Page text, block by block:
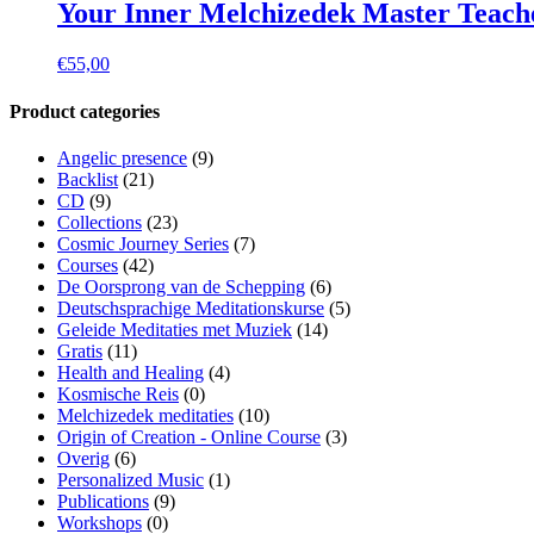
Your Inner Melchizedek Master
€55,00
Product categories
Angelic presence (9)
Backlist (21)
CD (9)
Collections (23)
Cosmic Journey Series (7)
Courses (42)
De Oorsprong van de Schepping (6)
Deutschsprachige Meditationskurse (5)
Geleide Meditaties met Muziek (14)
Gratis (11)
Health and Healing (4)
Kosmische Reis (0)
Melchizedek meditaties (10)
Origin of Creation - Online Course (3)
Overig (6)
Personalized Music (1)
Publications (9)
Workshops (0)